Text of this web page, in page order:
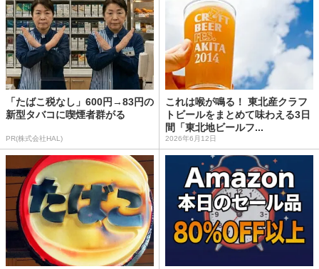
「たばこ税なし」600円→83円の
新型タバコに喫煙者群がる
PR(株式会社HAL)
これは喉が鳴る！ 東北産クラフ
トビールをまとめて味わえる3日
間「東北地ビールフ...
2026年6月12日